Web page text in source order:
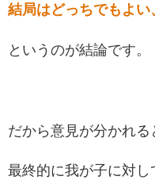
結局はどっちでもよい
というのが結論です。
だから意見が分かれる
最終的に我が子に対